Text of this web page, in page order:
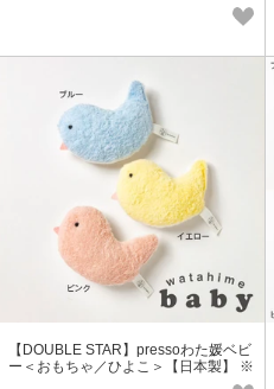
【DOUBLE STAR】pressoわた媛ベビ
ー＜おもちゃ／ひよこ＞【日本製】 ※